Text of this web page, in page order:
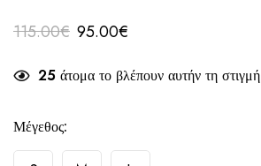
115.00€ 95.00€
25 άτομα το βλέπουν αυτήν τη στιγμή
Μέγεθος: